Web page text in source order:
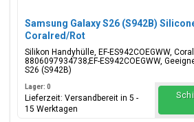
Samsung Galaxy S26 (S942B)
Coralred/Rot
Silikon Handyhülle, EF-ES942COEGWW,
8806097934738;EF-ES942COEGWW,
S26 (S942B)
Lager: 0
Lieferzeit: Versandbereit in 5 -
15 Werktagen